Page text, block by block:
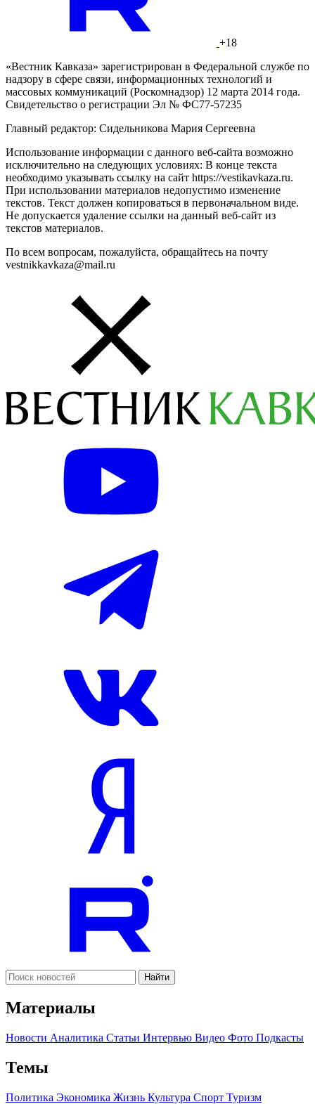
+18
«Вестник Кавказа» зарегистрирован в Федеральной службе по
надзору в сфере связи, информационных технологий и
массовых коммуникаций (Роскомнадзор) 12 марта 2014 года.
Свидетельство о регистрации Эл № ФС77-57235
Главный редактор: Сидельникова Мария Сергеевна
Использование информации с данного веб-сайта возможно
исключительно на следующих условиях: В конце текста
необходимо указывать ссылку на сайт https://vestikavkaza.ru.
При использовании материалов недопустимо изменение
текстов. Текст должен копироваться в первоначальном виде.
Не допускается удаление ссылки на данный веб-сайт из
текстов материалов.
По всем вопросам, пожалуйста, обращайтесь на почту
vestnikkavkaza@mail.ru
Найти
Материалы
Новости Аналитика Статьи Интервью Видео Фото Подкасты
Темы
Политика Экономика Жизнь Культура Спорт Туризм